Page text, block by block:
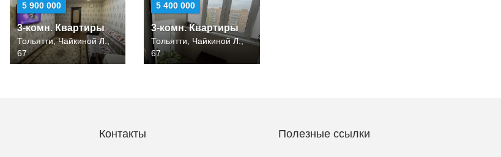
5 900 000
3-комн. Квартиры
Тольятти, Чайкиной Л.,
67
5 400 000
3-комн. Квартиры
Тольятти, Чайкиной Л.,
67
Контакты Полезные ссылки